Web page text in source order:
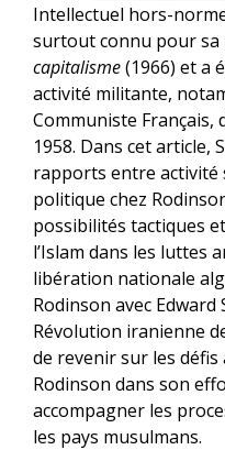
Intellectuel hors-
surtout connu pour sa
capitalisme(1966) et a
activité militante,
Communiste Français,
1958. Dans cet article,
rapports entre activité
politique chez
possibilités tactiques
l’Islam dans les luttes
libération nationale
Rodinson avec
Révolution iranienne
de revenir sur les
Rodinson dans son
accompagner les
les pays musulmans.